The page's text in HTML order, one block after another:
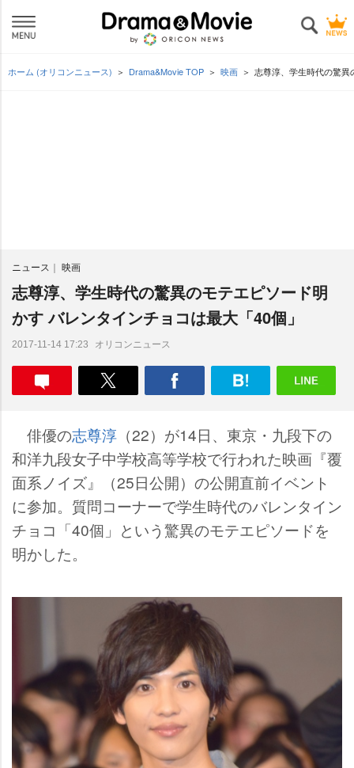
ホーム (オリコンニュース) Drama&Movie TOP 映画 志尊淳、学生時代の驚
ニュース 映画
志尊淳、学生時代の驚異のモテエピソード明
かす バレンタインチョコは最大「40個」
2017-11-14 17:23 オリコンニュース
俳優の志尊淳 （22）が14日、東京・九段下の
和洋九段女子中学校高等学校で行われた映画『覆
面系ノイズ』（25日公開）の公開直前イベント
に参加。質問コーナーで学生時代のバレンタイン
チョコ「40個」という驚異のモテエピソードを
明かした。